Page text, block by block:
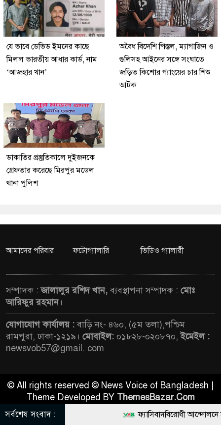
যে ভাবে ডেভিড ইমনের কাছে
মিলল ভারতীয় আধার কার্ড, নাম
‘আজহার খান’
অবৈধ বিদেশি পিস্তল, ম্যাগাজিন ও
গুলিসহ আইনের সঙ্গে সংঘাতে
জড়িত কিশোর গ্যাংয়ের চার শিশু
আটক
ডাকাতির প্রস্তুতিকালে দুইজনকে
গ্রেফতার করেছে মিরপুর মডেল
থানা পুলিশ
আমাদের পরিবার ফটোগ্যালারি ভিডিও গ্যালারী
সম্পাদক :জালালুর রশিদ খান,ব্যবস্থাপনা সম্পাদক : মোঃ
আরিফুর রহমান।
যোগাযোগ কার্যালয় :বাড়ি নং- ৪৬০, (৫ম তলা),পশ্চিম
রামপুরা, ঢাকা-১২১৯। মোবাইল: ০১৮২৮-০২০৮৭০,ইমেইল :
newsvob57@gmail. com
© All rights reserved © News Voice of Bangladesh |
Theme Developed BY ThemesBazar.Com
সর্বশেষ সংবাদ : ফ্যাসিবাদবিরোধী আন্দোলনে